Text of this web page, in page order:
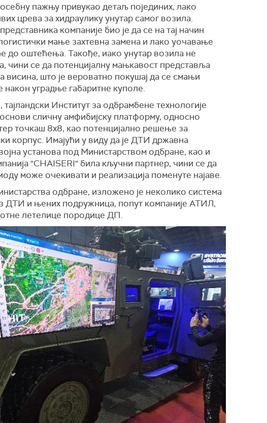
пажњу привукао детаљ појединих, лако
црева за хидраулику унутар самог возила.
компаније био је да се на тај начин
мање захтевна замена и лако уочавање
до оштећења. Такође, иако унутар возила не
чини се да потенцијалну мањкавост представља
што је вероватно покушај да се смањи
након уградње габаритне куполе.
Институт за одбрамбене технологије
сличну амфибијску платформу, односно
точкаш 8x8, као потенцијално решење за
корпус. Имајући у виду да је ДТИ државна
установа под Министарством одбране, као и
"CHAISERI" била кључни партнер, чини се да
може очекивати и реализација поменуте најаве.
одбране, изложено је неколико система
ДТИ и њених подружница, попут компаније АТИЛ,
летелице породице ДП.